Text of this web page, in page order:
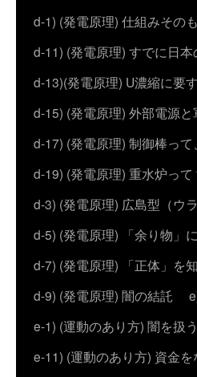
d-1) (発電原理) 仕組みその
d-11) (発電原理) すでに日
d-13)(発電原理) U濃縮に要
d-15) (発電原理) 外部電源
d-17) (発電原理) 制御棒っ
d-19) (発電原理) 重水炉って
d-3) (発電原理) 広島型（ウ
d-5) (発電原理) 「余り物」
d-7) (発電原理) 「正体」を
d-9) (発電原理) 闇の結託
e-1) (運動のあり方) 闇を扱
e-11) (運動のあり方) 資金